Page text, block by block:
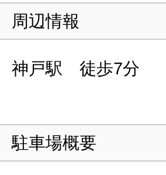
周辺情報
神戸駅 徒歩7分
駐車場概要